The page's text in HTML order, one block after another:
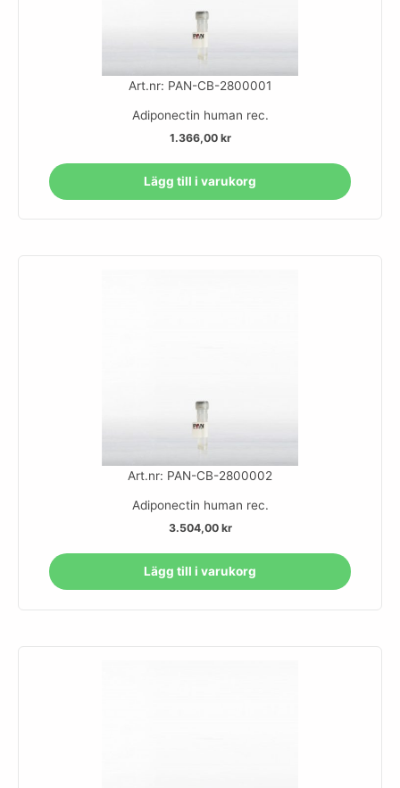
Art.nr: PAN-CB-2800001
Adiponectin human rec.
1.366,00 kr
Lägg till i varukorg
Art.nr: PAN-CB-2800002
Adiponectin human rec.
3.504,00 kr
Lägg till i varukorg